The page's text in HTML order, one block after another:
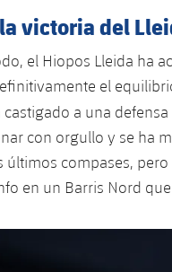
victoria del
el Hiopos Lleida ha
el
castigado a una
con orgullo y se ha
últimos compases,
en un Barris Nord